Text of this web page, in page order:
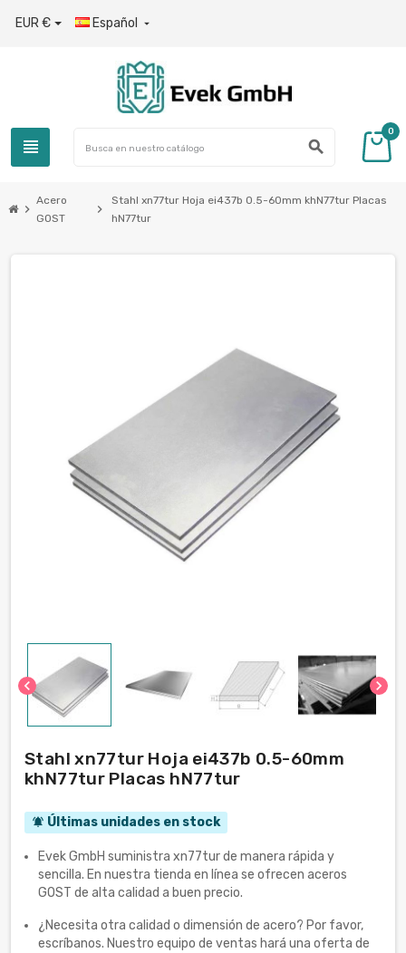
EUR € Español 
view_headline search
0
chevron_right
Acero
GOST
chevron_right
Stahl xn77tur Hoja ei437b 0.5-60mm khN77tur Placas
hN77tur
chevron_left chevron_right
Stahl xn77tur Hoja ei437b 0.5-60mm
khN77tur Placas hN77tur
notifications_active Últimas unidades en stock
Evek GmbH suministra xn77tur de manera rápida y
sencilla. En nuestra tienda en línea se ofrecen aceros
GOST de alta calidad a buen precio.
¿Necesita otra calidad o dimensión de acero? Por favor,
escríbanos. Nuestro equipo de ventas hará una oferta de